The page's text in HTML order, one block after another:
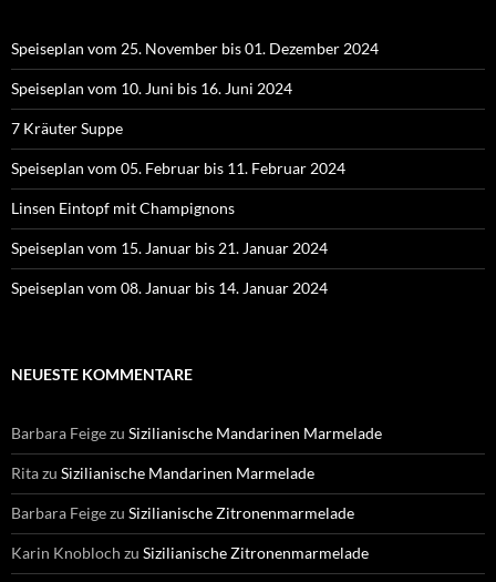
Speiseplan vom 25. November bis 01. Dezember 2024
Speiseplan vom 10. Juni bis 16. Juni 2024
7 Kräuter Suppe
Speiseplan vom 05. Februar bis 11. Februar 2024
Linsen Eintopf mit Champignons
Speiseplan vom 15. Januar bis 21. Januar 2024
Speiseplan vom 08. Januar bis 14. Januar 2024
NEUESTE KOMMENTARE
Barbara Feigezu Sizilianische Mandarinen Marmelade
Ritazu Sizilianische Mandarinen Marmelade
Barbara Feigezu Sizilianische Zitronenmarmelade
Karin Knobloch zu Sizilianische Zitronenmarmelade